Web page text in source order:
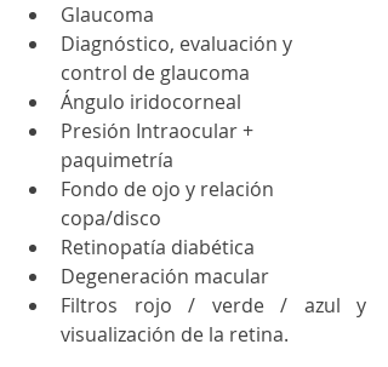
Glaucoma
Diagnóstico, evaluación y
control de glaucoma
Ángulo iridocorneal
Presión Intraocular +
paquimetría
Fondo de ojo y relación
copa/disco
Retinopatía diabética
Degeneración macular
Filtros rojo / verde / azul y
visualización de la retina.